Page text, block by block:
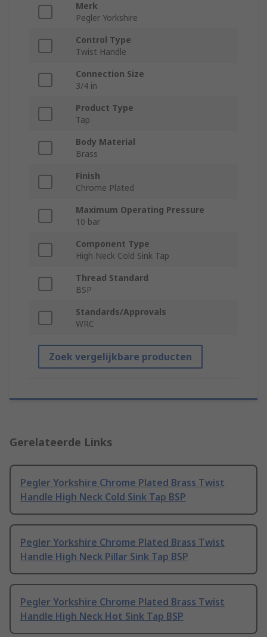
Merk
Pegler Yorkshire
Control Type
Twist Handle
Connection Size
3/4 in
Product Type
Tap
Body Material
Brass
Finish
Chrome Plated
Maximum Operating Pressure
10 bar
Component Type
High Neck Cold Sink Tap
Thread Standard
BSP
Standards/Approvals
WRC
Zoek vergelijkbare producten
Gerelateerde Links
Pegler Yorkshire Chrome Plated Brass Twist
Handle High Neck Cold Sink Tap BSP
Pegler Yorkshire Chrome Plated Brass Twist
Handle High Neck Pillar Sink Tap BSP
Pegler Yorkshire Chrome Plated Brass Twist
Handle High Neck Hot Sink Tap BSP